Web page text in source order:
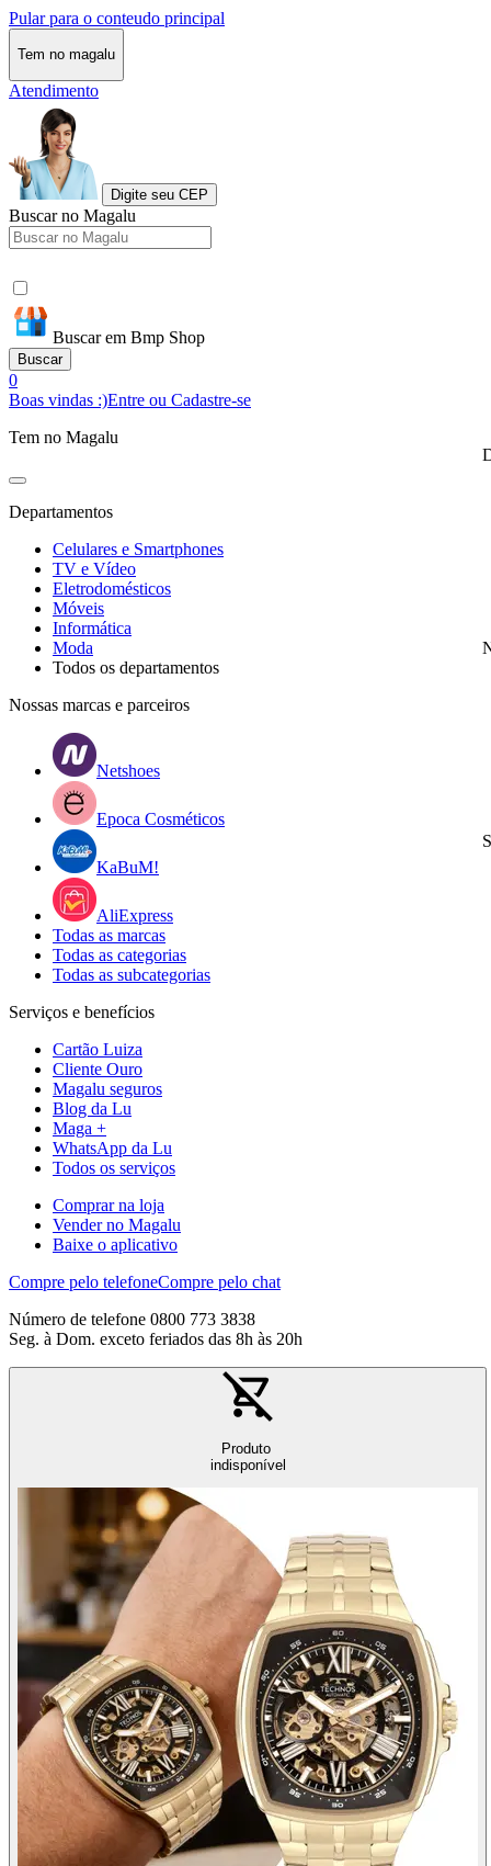
Pular para o conteudo principal
Tem no magalu
Atendimento
Digite seu CEP
Buscar no Magalu
Buscar em Bmp Shop
Buscar
0
Boas vindas :)Entre ou Cadastre-se
Tem no Magalu
Departamentos
Celulares e Smartphones
TV e Vídeo
Eletrodomésticos
Móveis
Informática
Moda
Todos os departamentos
Nossas marcas e parceiros
Netshoes
Epoca Cosméticos
KaBuM!
AliExpress
Todas as marcas
Todas as categorias
Todas as subcategorias
Serviços e benefícios
Cartão Luiza
Cliente Ouro
Magalu seguros
Blog da Lu
Maga +
WhatsApp da Lu
Todos os serviços
Comprar na loja
Vender no Magalu
Baixe o aplicativo
Compre pelo telefoneCompre pelo chat
Número de telefone 0800 773 3838
Seg. à Dom. exceto feriados das 8h às 20h
Produto
indisponível